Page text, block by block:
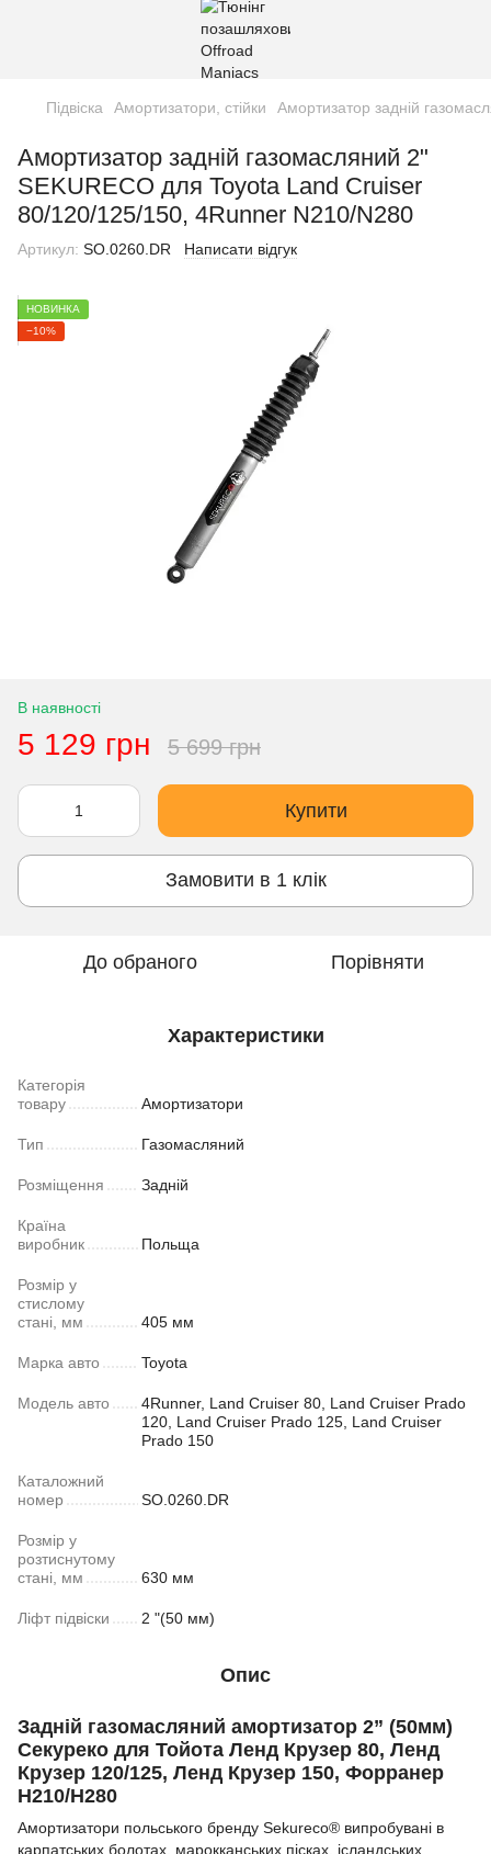
Підвіска Амортизатори, стійки Амортизатор задній
Амортизатор задній газомасляний 2"
SEKURECO для Toyota Land Cruiser
80/120/125/150, 4Runner N210/N280
Артикул: SO.0260.DR Написати відгук
НОВИНКА
−10%
В наявності
5 129 грн 5 699 грн
Купити
Замовити в 1 клік
До обраного Порівняти
Характеристики
Категорія
товару
Амортизатори
Тип Газомасляний
Розміщення Задній
Країна
виробник
Польща
Розмір у
стислому
стані, мм
405 мм
Марка авто Toyota
Модель авто
4Runner, Land Cruiser 80, Land Cruiser Prado
120, Land Cruiser Prado 125, Land Cruiser
Prado 150
Каталожний
номер
SO.0260.DR
Розмір у
розтиснутому
стані, мм
630 мм
Ліфт підвіски 2 "(50 мм)
Опис
Задній газомасляний амортизатор 2” (50мм)
Секуреко для Тойота Ленд Крузер 80, Ленд
Крузер 120/125, Ленд Крузер 150, Форранер
Н210/Н280
Амортизатори польського бренду Sekureco® випробувані в
карпатських болотах, марокканських пісках, ісландських